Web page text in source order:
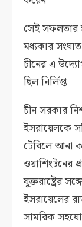
সেই সফলতার
মধ্যকার
চীনের এ
ছিল নির্লিপ্ত।
চীন সরকার
ইসরায়েলকে
টেবিলে আনা
ওয়াশিংটনের
যুক্তরাষ্ট্রের
ইসরায়েলের
সামরিক